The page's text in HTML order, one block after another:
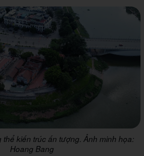
thể kiến trúc ấn tượng. Ảnh minh họa:
Hoang Bang